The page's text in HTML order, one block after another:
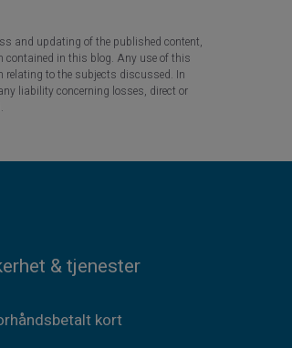
and updating of the published content,
contained in this blog. Any use of this
relating to the subjects discussed. In
liability concerning losses, direct or
& tjenester
kort